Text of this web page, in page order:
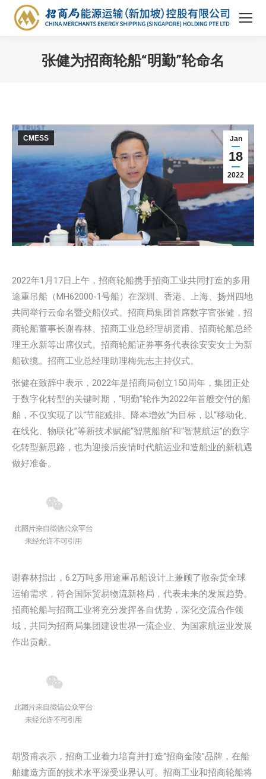
张健为招商轮船“明勤”轮命名
Jan
18
2022
CMESS
2022年1月17日上午，招商轮船携手招商工业共同打造的多用
途重吊船（MH62000-1号船）在深圳、香港、上海、扬州四地
共同举行云命名暨交船仪式。招商局集团首席数字官张健，招
商轮船董事长谢春林、招商工业总经理胡贤甫、招商轮船总经
理王永新等出席仪式。招商轮船证券事务代表徐安安女士为新
船砍缆。招商工业总经理助理梅先志主持仪式。
张健在致辞中表示，2022年是招商局创立150周年，集团正处
于数字化转型的关键时期，“明勤”轮作为2022年首艘交付的船
舶，不仅实现了以“节能减排、降本增效”为目标，以“移动化、
在线化、物联化”等新技术赋能“智慧船舶”和“智慧航运”的数字
化转型新思路，也为迎接后疫情时代航运业和造船业的新机遇
做好准备。
谢春林指出，6.2万吨多用途重吊船设计上兼顾了散杂货全球
运输需求，符合国际贸易物流新格局，代表未来的发展趋势。
招商轮船与招商工业将充分发挥各自优势，深化交流合作领
域，共同为招商局集团建设世界一流企业、为国家航运业发展
作出贡献。
胡贤甫表示，招商工业着力培育并打造“招商金陵”品牌，在船
舶建造方面的技术水平深受业界认可。招商工业和招商轮船将